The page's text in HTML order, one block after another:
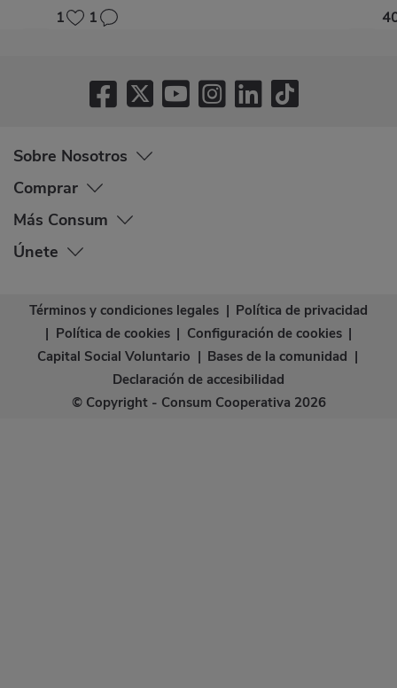
1 1
Sobre Nosotros
Comprar
Más Consum
Únete
Términos y condiciones legales | Política de privacidad
| Política de cookies | Configuración de cookies |
Capital Social Voluntario | Bases de la comunidad |
Declaración de accesibilidad
© Copyright - Consum Cooperativa 2026